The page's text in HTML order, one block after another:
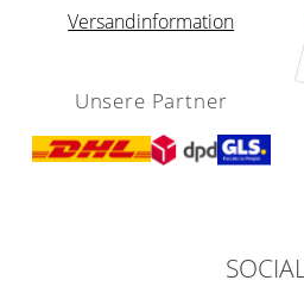
Versandinformation
Unsere Partner